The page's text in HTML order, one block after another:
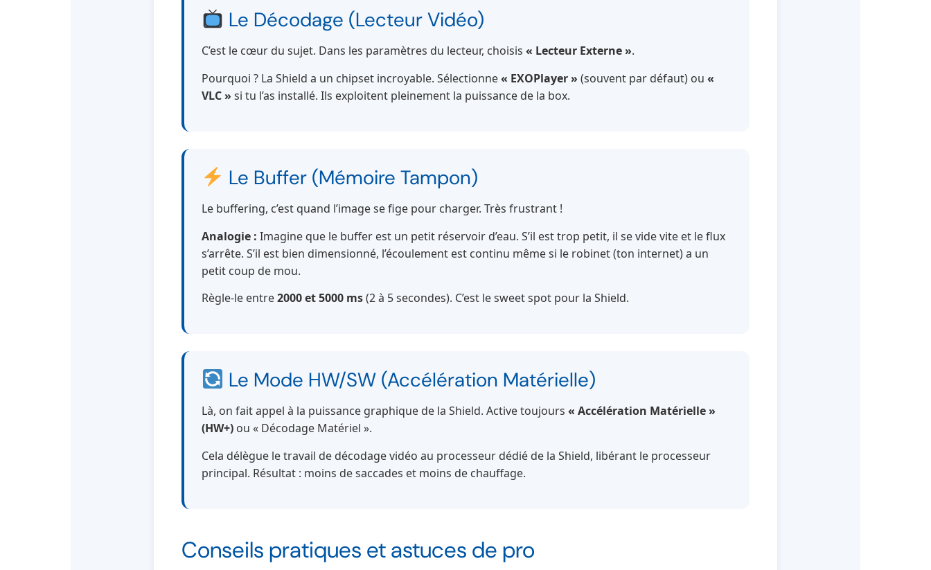
Le Décodage (Lecteur Vidéo)
C’est le cœur du sujet. Dans les paramètres du lecteur, choisis « Lecteur Externe ».
Pourquoi ? La Shield a un chipset incroyable. Sélectionne« EXOPlayer » (souvent par défaut) ou «
VLC » si tu l’as installé. Ils exploitent pleinement la puissance de la box.
Le Buffer (Mémoire Tampon)
Le buffering, c’est quand l’image se fige pour charger. Très frustrant !
Analogie : Imagine que le buffer est un petit réservoir d’eau. S’il est trop petit, il se vide vite et le flux
s’arrête. S’il est bien dimensionné, l’écoulement est continu même si le robinet (ton internet) a un
petit coup de mou.
Règle-le entre2000 et 5000 ms(2 à 5 secondes). C’est le sweet spot pour la Shield.
Le Mode HW/SW (Accélération Matérielle)
Là, on fait appel à la puissance graphique de la Shield. Active toujours « Accélération Matérielle »
(HW+) ou « Décodage Matériel ».
Cela délègue le travail de décodage vidéo au processeur dédié de la Shield, libérant le processeur
principal. Résultat : moins de saccades et moins de chauffage.
Conseils pratiques et astuces de pro